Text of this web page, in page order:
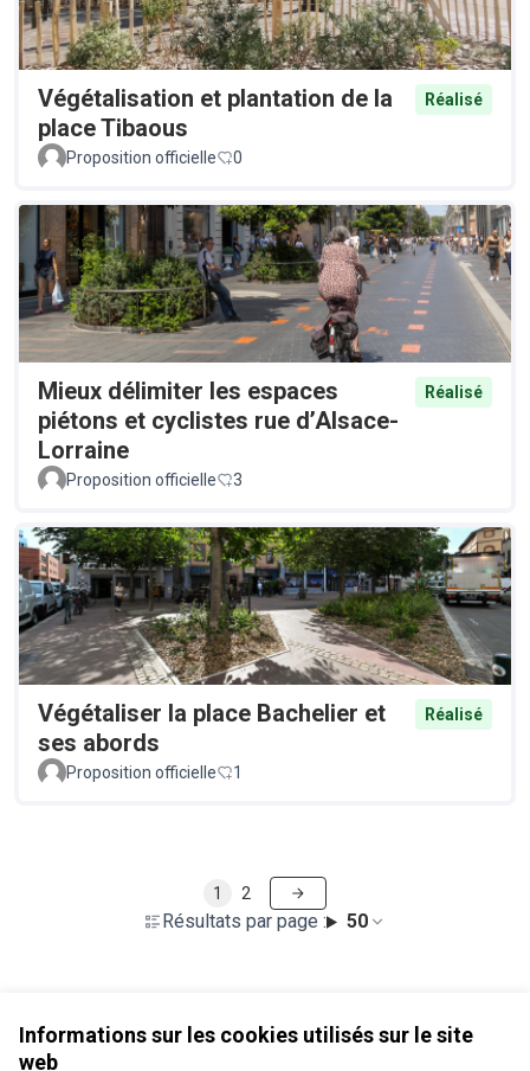
Informations sur les cookies utilisés sur le site
web
Végétalisation et plantation de la
place Tibaous
Réalisé
Proposition officielle 0
Mieux délimiter les espaces
piétons et cyclistes rue d’Alsace-
Lorraine
Réalisé
Proposition officielle 3
Végétaliser la place Bachelier et
ses abords
Réalisé
Proposition officielle 1
Résultats par page : 50
1 2